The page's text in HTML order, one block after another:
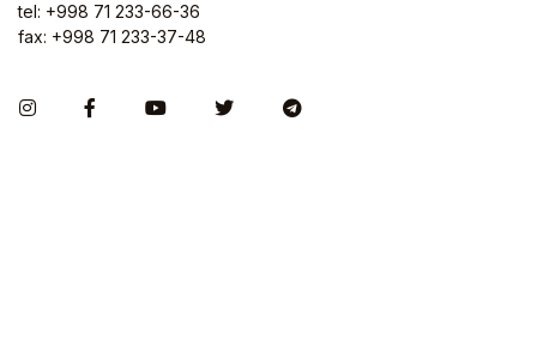
tel: +998 71 233-66-36
fax: +998 71 233-37-48